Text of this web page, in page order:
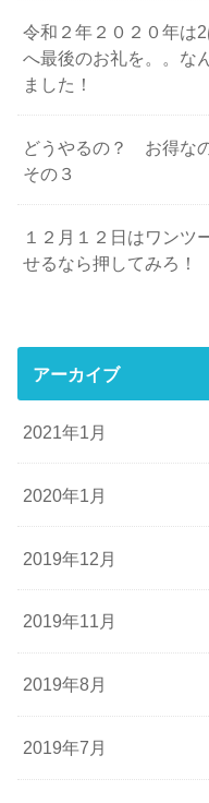
令和２年２０２０年は
へ最後のお礼を。。な
ました！
どうやるの？ お得な
その３
１２月１２日はワンツ
せるなら押してみろ！
アーカイブ
2021年1月
2020年1月
2019年12月
2019年11月
2019年8月
2019年7月